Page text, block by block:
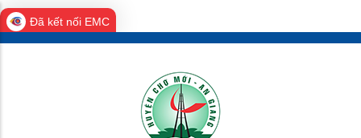
Đã kết nối EMC
Skip